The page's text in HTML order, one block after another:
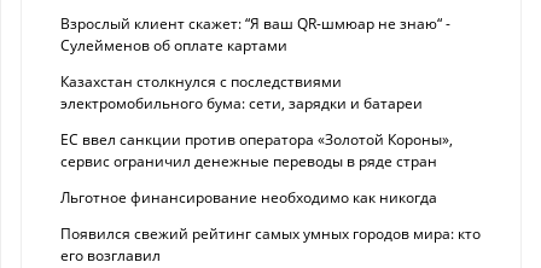
Взрослый клиент скажет: “Я ваш QR-шмюар не знаю“ -
Сулейменов об оплате картами
Казахстан столкнулся с последствиями
электромобильного бума: сети, зарядки и батареи
ЕС ввел санкции против оператора «Золотой Короны»,
сервис ограничил денежные переводы в ряде стран
Льготное финансирование необходимо как никогда
Появился свежий рейтинг самых умных городов мира: кто
его возглавил